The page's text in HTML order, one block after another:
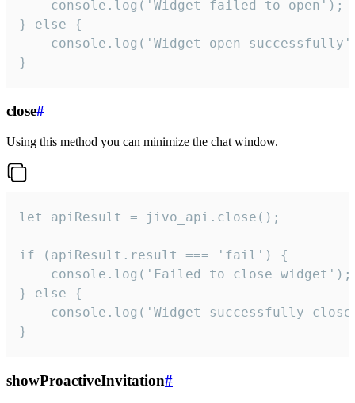
    console.log('Widget failed to open');
} else {
console.log('Widget open
}
close#
Using this method you can minimize the chat window.
let apiResult = jivo_api.close();
if (apiResult.result === 'fail') {
    console.log('Failed to close widget');
} else {
console.log('Widget successfully
}
showProactiveInvitation#